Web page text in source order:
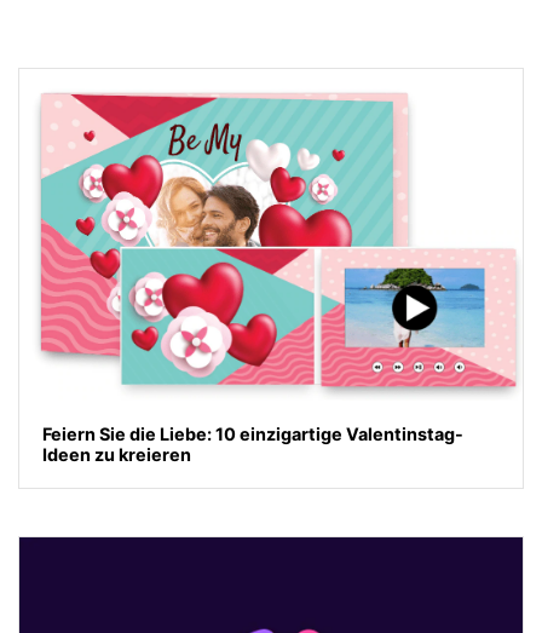
Feiern Sie die Liebe: 10 einzigartige Valentinstag-
Ideen zu kreieren